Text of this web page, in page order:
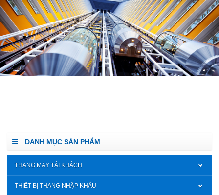
DANH MỤC SẢN PHẨM
THANG MÁY TẢI KHÁCH
THIẾT BỊ THANG NHẬP KHẨU